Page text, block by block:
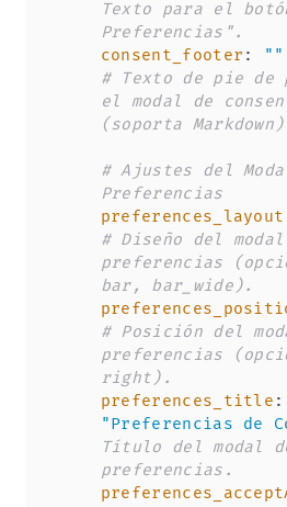
Texto para el
Preferencias".
consent_footer :
""
# Texto de pie de
el modal de
(soporta
# Ajustes del
Preferencias
preferences_layout
# Diseño del
preferencias
bar, bar_wide).
# Posición del
preferencias
right).
preferences_title :
"Preferencias de
Título del modal
preferencias.